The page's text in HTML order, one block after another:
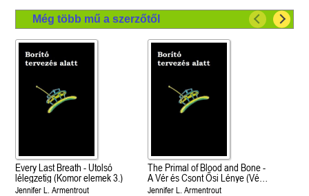
Még több mű a szerzőtől
Every Last Breath - Utolsó
lélegzetig (Komor elemek 3.)
Jennifer L. Armentrout
The Primal of Blood and Bone -
A Vér és Csont Ősi Lénye (Vér
és hamu 6.)
Jennifer L. Armentrout